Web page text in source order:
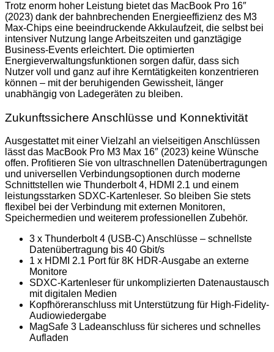
Trotz enorm hoher Leistung bietet das MacBook Pro 16″
(2023) dank der bahnbrechenden Energieeffizienz des M3
Max-Chips eine beeindruckende Akkulaufzeit, die selbst bei
intensiver Nutzung lange Arbeitszeiten und ganztägige
Business-Events erleichtert. Die optimierten
Energieverwaltungsfunktionen sorgen dafür, dass sich
Nutzer voll und ganz auf ihre Kerntätigkeiten konzentrieren
können – mit der beruhigenden Gewissheit, länger
unabhängig von Ladegeräten zu bleiben.
Zukunftssichere Anschlüsse und Konnektivität
Ausgestattet mit einer Vielzahl an vielseitigen Anschlüssen
lässt das MacBook Pro M3 Max 16″ (2023) keine Wünsche
offen. Profitieren Sie von ultraschnellen Datenübertragungen
und universellen Verbindungsoptionen durch moderne
Schnittstellen wie Thunderbolt 4, HDMI 2.1 und einem
leistungsstarken SDXC-Kartenleser. So bleiben Sie stets
flexibel bei der Verbindung mit externen Monitoren,
Speichermedien und weiterem professionellen Zubehör.
3 x Thunderbolt 4 (USB-C) Anschlüsse – schnellste
Datenübertragung bis 40 Gbit/s
1 x HDMI 2.1 Port für 8K HDR-Ausgabe an externe
Monitore
SDXC-Kartenleser für unkomplizierten Datenaustausch
mit digitalen Medien
Kopfhöreranschluss mit Unterstützung für High-Fidelity-
Audiowiedergabe
MagSafe 3 Ladeanschluss für sicheres und schnelles
Aufladen